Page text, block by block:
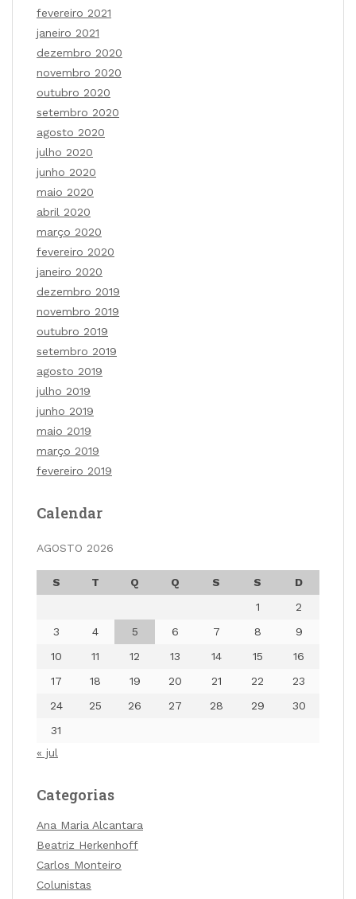
fevereiro 2021
janeiro 2021
dezembro 2020
novembro 2020
outubro 2020
setembro 2020
agosto 2020
julho 2020
junho 2020
maio 2020
abril 2020
março 2020
fevereiro 2020
janeiro 2020
dezembro 2019
novembro 2019
outubro 2019
setembro 2019
agosto 2019
julho 2019
junho 2019
maio 2019
março 2019
fevereiro 2019
Calendar
AGOSTO 2026
S T Q Q S S
D
1
2
3
4 5 6 7 8
9
10
11 12 13 14 15
16
17
18 19 20 21 22
23
24
25 26 27 28 29
30
31
« jul
Categorias
Ana Maria Alcantara
Beatriz Herkenhoff
Carlos Monteiro
Colunistas